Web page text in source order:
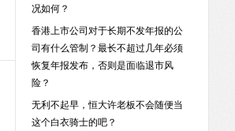
况如何？
香港上市公司对于长期不发年报的公
司有什么管制？最长不超过几年必须
恢复年报发布，否则是面临退市风
险？
无利不起早，恒大许老板不会随便当
这个白衣骑士的吧？